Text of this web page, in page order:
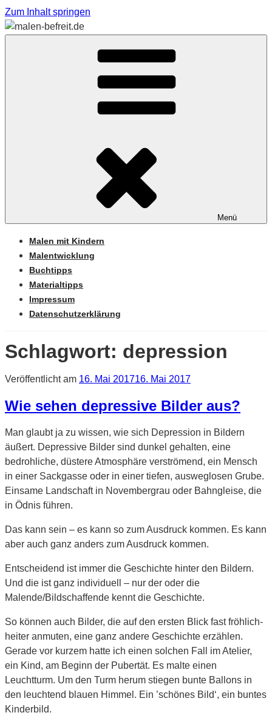
Zum Inhalt springen
MALEN-BEFREIT.DE
Sabine Feickert – Atelier für begleitetes Malen
Menü
Malen mit Kindern
Malentwicklung
Buchtipps
Materialtipps
Impressum
Datenschutzerklärung
Schlagwort: depression
Veröffentlicht am 16. Mai 201716. Mai 2017
Wie sehen depressive Bilder aus?
Man glaubt ja zu wissen, wie sich Depression in Bildern
äußert. Depressive Bilder sind dunkel gehalten, eine
bedrohliche, düstere Atmosphäre verströmend, ein Mensch
in einer Sackgasse oder in einer tiefen, ausweglosen Grube.
Einsame Landschaft in Novembergrau oder Bahngleise, die
in Ödnis führen.
Das kann sein – es kann so zum Ausdruck kommen. Es kann
aber auch ganz anders zum Ausdruck kommen.
Entscheidend ist immer die Geschichte hinter den Bildern.
Und die ist ganz individuell – nur der oder die
Malende/Bildschaffende kennt die Geschichte.
So können auch Bilder, die auf den ersten Blick fast fröhlich-
heiter anmuten, eine ganz andere Geschichte erzählen.
Gerade vor kurzem hatte ich einen solchen Fall im Atelier,
ein Kind, am Beginn der Pubertät. Es malte einen
Leuchtturm. Um den Turm herum stiegen bunte Ballons in
den leuchtend blauen Himmel. Ein ’schönes Bild‘, ein buntes
Kinderbild.